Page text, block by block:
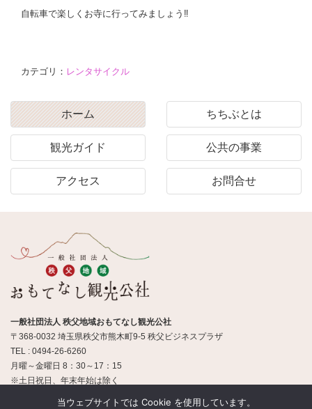
自転車で楽しくお寺に行ってみましょう‼
カテゴリ： レンタサイクル
ホーム ちちぶとは
観光ガイド 公共の事業
アクセス お問合せ
一般社団法人 秩父地域おもてなし観光公社
〒368-0032 埼玉県秩父市熊木町9-5 秩父ビジネスプラザ
TEL : 0494-26-6260
月曜～金曜日 8：30～17：15
※土日祝日、年末年始は除く
当ウェブサイトでは Cookie を使用しています。